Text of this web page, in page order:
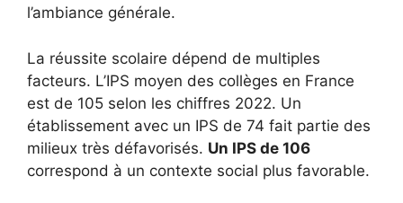
l’ambiance générale.
La réussite scolaire dépend de multiples
facteurs. L’IPS moyen des collèges en France
est de 105 selon les chiffres 2022. Un
établissement avec un IPS de 74 fait partie des
milieux très défavorisés. Un IPS de 106
correspond à un contexte social plus favorable.